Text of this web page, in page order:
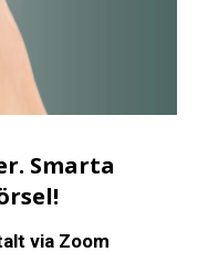
Smarta
via Zoom